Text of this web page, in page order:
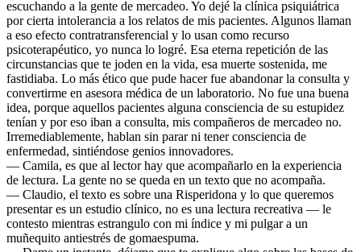
escuchando a la gente de mercadeo. Yo dejé la clínica psiquiátrica
por cierta intolerancia a los relatos de mis pacientes. Algunos llaman
a eso efecto contratransferencial y lo usan como recurso
psicoterapéutico, yo nunca lo logré. Esa eterna repetición de las
circunstancias que te joden en la vida, esa muerte sostenida, me
fastidiaba. Lo más ético que pude hacer fue abandonar la consulta y
convertirme en asesora médica de un laboratorio. No fue una buena
idea, porque aquellos pacientes alguna consciencia de su estupidez
tenían y por eso iban a consulta, mis compañeros de mercadeo no.
Irremediablemente, hablan sin parar ni tener consciencia de
enfermedad, sintiéndose genios innovadores.
— Camila, es que al lector hay que acompañarlo en la experiencia
de lectura. La gente no se queda en un texto que no acompaña.
— Claudio, el texto es sobre una Risperidona y lo que queremos
presentar es un estudio clínico, no es una lectura recreativa — le
contesto mientras estrangulo con mi índice y mi pulgar a un
muñequito antiestrés de gomaespuma.